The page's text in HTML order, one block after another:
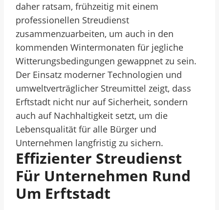
daher ratsam, frühzeitig mit einem
professionellen Streudienst
zusammenzuarbeiten, um auch in den
kommenden Wintermonaten für jegliche
Witterungsbedingungen gewappnet zu sein.
Der Einsatz moderner Technologien und
umweltverträglicher Streumittel zeigt, dass
Erftstadt nicht nur auf Sicherheit, sondern
auch auf Nachhaltigkeit setzt, um die
Lebensqualität für alle Bürger und
Unternehmen langfristig zu sichern.
Effizienter Streudienst
Für Unternehmen Rund
Um Erftstadt